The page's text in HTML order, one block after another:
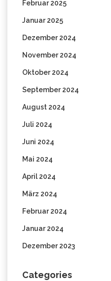
Februar 2025
Januar 2025
Dezember 2024
November 2024
Oktober 2024
September 2024
August 2024
Juli 2024
Juni 2024
Mai 2024
April 2024
März 2024
Februar 2024
Januar 2024
Dezember 2023
Categories